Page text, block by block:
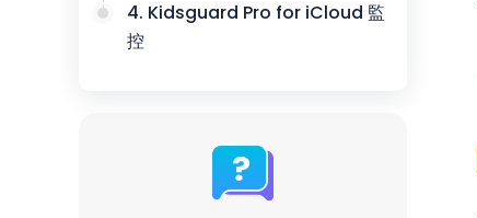
4. Kidsguard Pro for iCloud 監
控